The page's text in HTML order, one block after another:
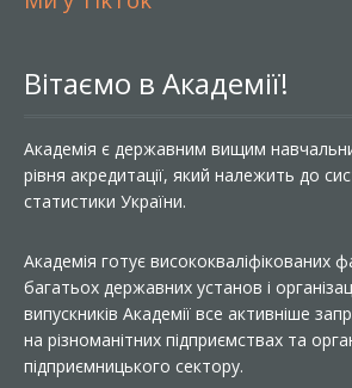
Вітаємо в Академії!
Академія є державним вищим
рівня акредитації, який належить до
статистики України.
Академія готує висококваліфікованих
багатьох державних установ і
випускників Академії все активніше
на різноманітних підприємствах та
підприємницького сектору.